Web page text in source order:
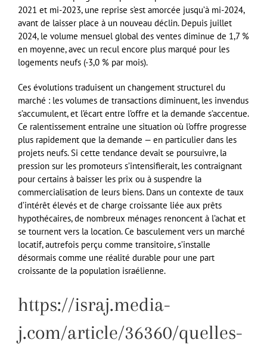
2021 et mi-2023, une reprise s’est amorcée jusqu’à mi-2024,
avant de laisser place à un nouveau déclin. Depuis juillet
2024, le volume mensuel global des ventes diminue de 1,7 %
en moyenne, avec un recul encore plus marqué pour les
logements neufs (-3,0 % par mois).
Ces évolutions traduisent un changement structurel du
marché : les volumes de transactions diminuent, les invendus
s’accumulent, et l’écart entre l’offre et la demande s’accentue.
Ce ralentissement entraîne une situation où l’offre progresse
plus rapidement que la demande — en particulier dans les
projets neufs. Si cette tendance devait se poursuivre, la
pression sur les promoteurs s’intensifierait, les contraignant
pour certains à baisser les prix ou à suspendre la
commercialisation de leurs biens. Dans un contexte de taux
d’intérêt élevés et de charge croissante liée aux prêts
hypothécaires, de nombreux ménages renoncent à l’achat et
se tournent vers la location. Ce basculement vers un marché
locatif, autrefois perçu comme transitoire, s’installe
désormais comme une réalité durable pour une part
croissante de la population israélienne.
https://israj.media-
j.com/article/36360/quelles-